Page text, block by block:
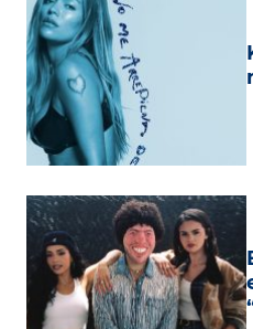
Oroscopo
Radio Subasio
Sanremo 2026
News
Musica
Cultura
Attualità